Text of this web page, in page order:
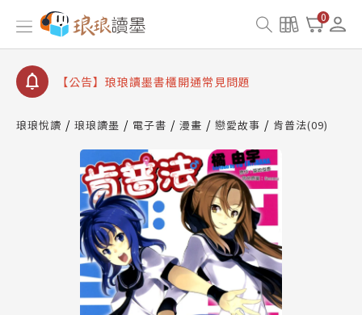
0
【公告】琅琅讀墨數位閱讀資產合併與書櫃開通申請
【公告】琅琅讀墨書櫃開通常見問題
【公告】琅琅讀墨 3 分鐘完成書櫃開通與資產合併申
請圖文教學
查詢
【公告】琅琅讀墨數位閱讀資產合併與書櫃開通申請
琅琅悅讀 琅琅讀墨 電子書 漫畫 戀愛故事 肯普法(09)